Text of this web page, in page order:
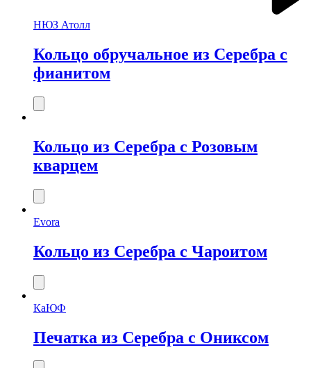
НЮЗ Атолл
Кольцо обручальное из Серебра с
фианитом
Кольцо из Серебра с Розовым
кварцем
Evora
Кольцо из Серебра с Чароитом
КаЮФ
Печатка из Серебра с Ониксом